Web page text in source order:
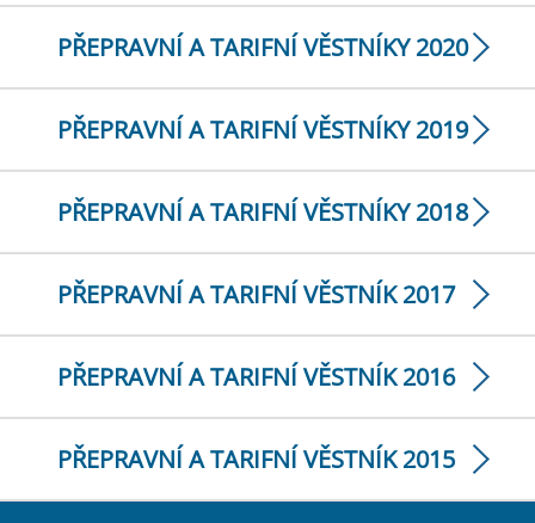
PŘEPRAVNÍ A TARIFNÍ VĚSTNÍKY 2020
PŘEPRAVNÍ A TARIFNÍ VĚSTNÍKY 2019
PŘEPRAVNÍ A TARIFNÍ VĚSTNÍKY 2018
PŘEPRAVNÍ A TARIFNÍ VĚSTNÍK 2017
PŘEPRAVNÍ A TARIFNÍ VĚSTNÍK 2016
PŘEPRAVNÍ A TARIFNÍ VĚSTNÍK 2015